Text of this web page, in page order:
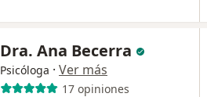
Dra. Ana Becerra
Psicóloga · Ver más
17 opiniones